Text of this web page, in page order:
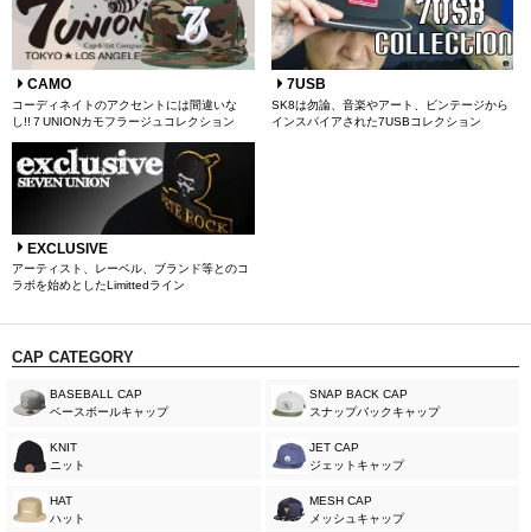
CAMO
コーディネイトのアクセントには間違いな
し!!７UNIONカモフラージュコレクション
7USB
SK8は勿論、音楽やアート、ビンテージから
インスパイアされた7USBコレクション
EXCLUSIVE
アーティスト、レーベル、ブランド等とのコ
ラボを始めとしたLimittedライン
CAP CATEGORY
BASEBALL CAP
ベースボールキャップ
SNAP BACK CAP
スナップバックキャップ
KNIT
ニット
JET CAP
ジェットキャップ
HAT
ハット
MESH CAP
メッシュキャップ